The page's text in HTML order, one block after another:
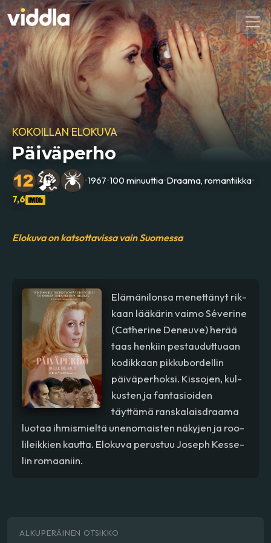
KOKOILLAN ELOKUVA
Päiväperho
•1967•100 minuuttia•Draama, romantiikka•
7,6
Elokuva on katsottavissa vain Suomessa
Elämä­ni­lon­sa me­nettä­nyt rik­
kaan lääkä­rin vai­mo Séverine
(Cat­he­ri­ne De­neu­ve) herää
taas hen­kiin pes­tau­dut­tuaan
ko­dik­kaan pik­ku­bor­del­lin
päivä­per­hok­si. Kis­so­jen, kul­
kus­ten ja fan­ta­sioi­den
täyttämä rans­ka­laisd­raa­ma
luo­taa ih­mis­mieltä une­no­mais­ten nä­ky­jen ja roo­
li­leik­kien kaut­ta. Elo­ku­va pe­rus­tuu Jo­seph Kes­se­
lin ro­maa­niin.
ALKUPERÄINEN OTSIKKO